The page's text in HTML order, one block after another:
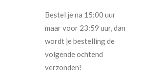
Bestel je na 15:00 uur
maar voor 23:59 uur, dan
wordt je bestelling de
volgende ochtend
verzonden!